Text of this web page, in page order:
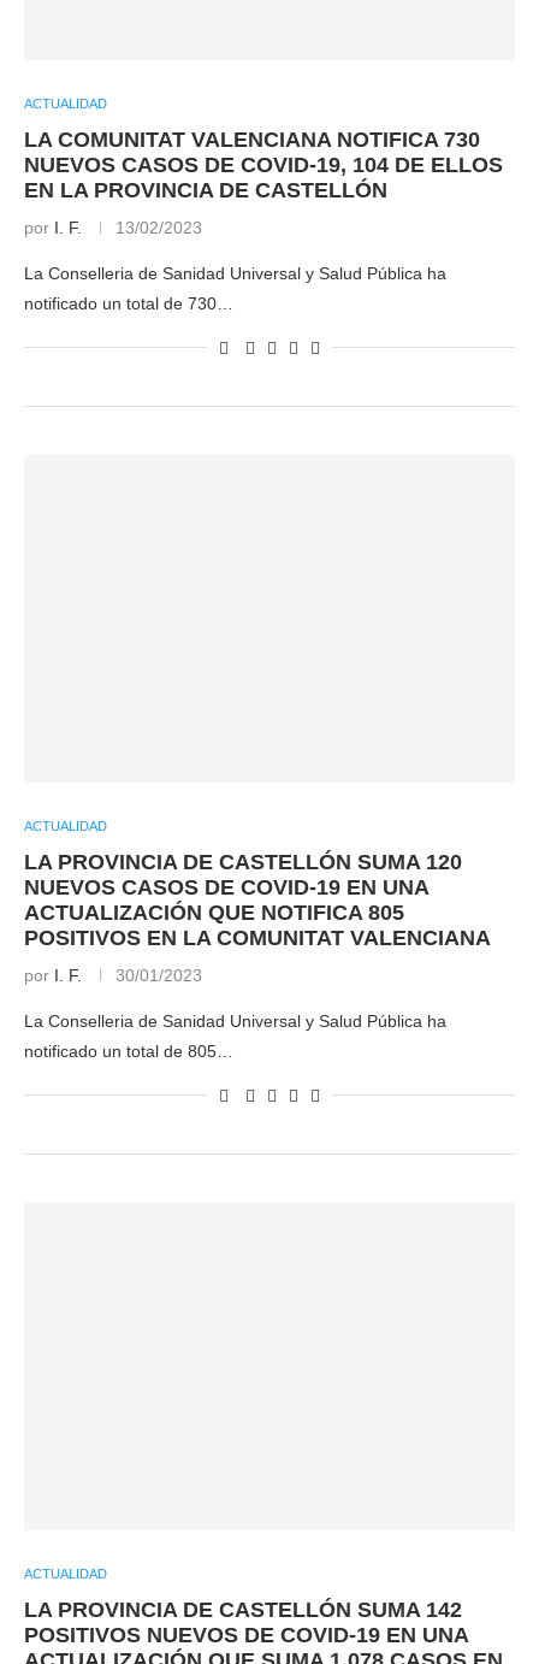
ACTUALIDAD
LA COMUNITAT VALENCIANA NOTIFICA 730
NUEVOS CASOS DE COVID-19, 104 DE ELLOS
EN LA PROVINCIA DE CASTELLÓN
por I. F. 13/02/2023
La Conselleria de Sanidad Universal y Salud Pública ha
notificado un total de 730…
ACTUALIDAD
LA PROVINCIA DE CASTELLÓN SUMA 120
NUEVOS CASOS DE COVID-19 EN UNA
ACTUALIZACIÓN QUE NOTIFICA 805
POSITIVOS EN LA COMUNITAT VALENCIANA
por I. F. 30/01/2023
La Conselleria de Sanidad Universal y Salud Pública ha
notificado un total de 805…
ACTUALIDAD
LA PROVINCIA DE CASTELLÓN SUMA 142
POSITIVOS NUEVOS DE COVID-19 EN UNA